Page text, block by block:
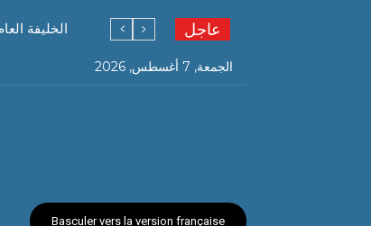
عاجل الخليفة
الجمعة, 7 أغسطس, 2026
Basculer vers la version française